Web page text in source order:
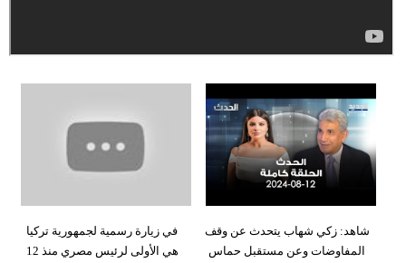
في زيارة رسمية لجمهورية تركيا
هي الأولى لرئيس مصري منذ 12
شاهد: زكي شهاب يتحدث عن وقف
المفاوضات وعن مستقبل حماس